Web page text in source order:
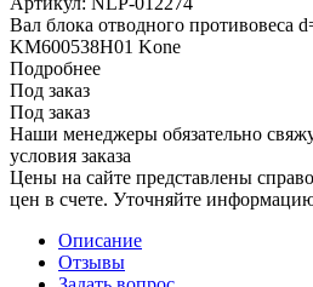
Вал блока отводного противовеса
KM600538H01 Kone
Подробнее
Под заказ
Под заказ
Наши менеджеры обязательно
условия заказа
Цены на сайте представлены
цен в счете. Уточняйте
Описание
Отзывы